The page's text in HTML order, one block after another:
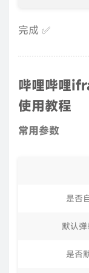
完成 ✅
哔哩哔哩
使用教程
常用参数
是否
默认
是否